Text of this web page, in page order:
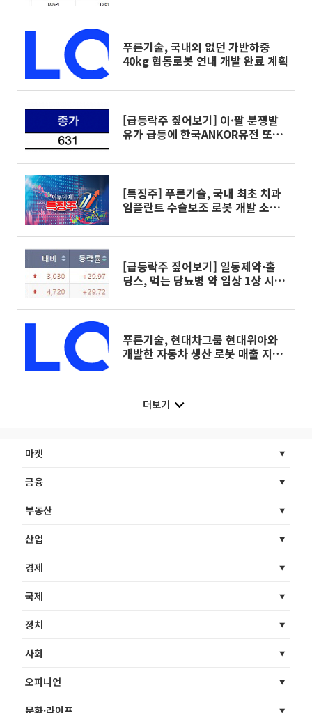
푸른기술, 국내외 없던 가반하중
40kg 협동로봇 연내 개발 완료 계획
[급등락주 짚어보기] 이·팔 분쟁발
유가 급등에 한국ANKOR유전 또
[특징주] 푸른기술, 국내 최초 치과
임플란트 수술보조 로봇 개발 소식
[급등락주 짚어보기] 일동제약·홀
딩스, 먹는 당뇨병 약 임상 1상 시험
푸른기술, 현대차그룹 현대위아와
개발한 자동차 생산 로봇 매출 지속
더보기
마켓
금융
부동산
산업
경제
국제
정치
사회
오피니언
문화·라이프